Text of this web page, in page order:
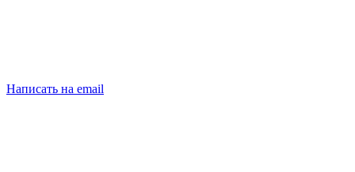
Написать на email